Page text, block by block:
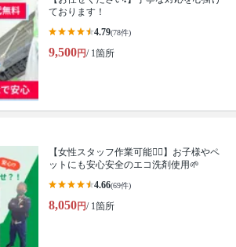
ております！
4.79(78件)
9,500円/ 1箇所
【女性スタッフ作業可能🙆‍♀️】お子様やペ
ットにも安心安全のエコ洗剤使用🌱
4.66(69件)
8,050円/ 1箇所